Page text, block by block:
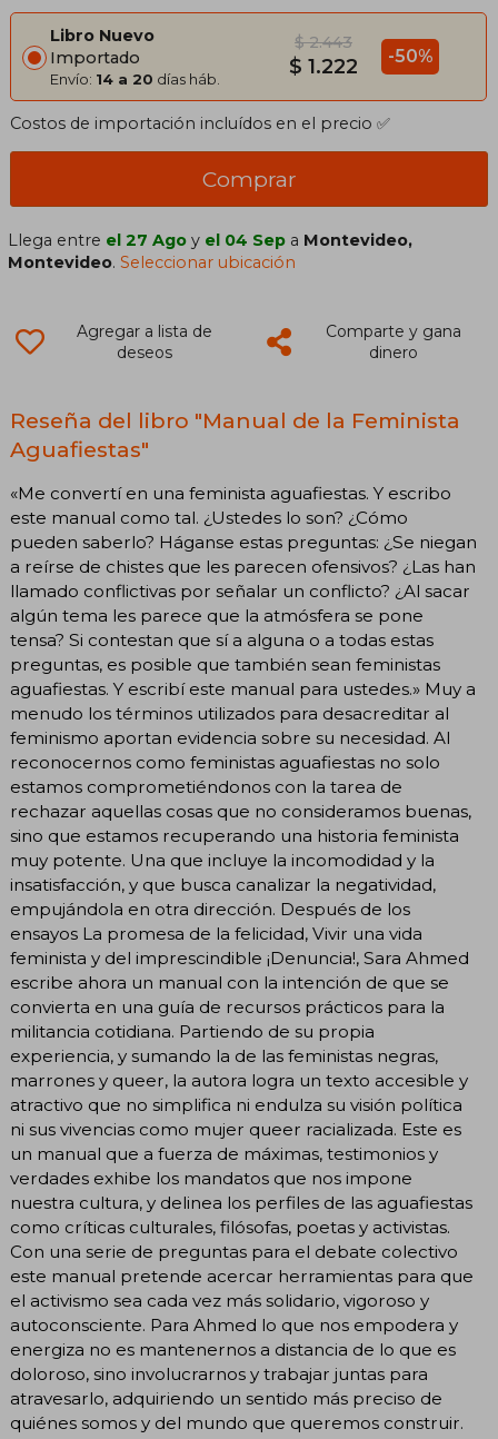
Libro Nuevo
Importado
Envío: 14 a 20 días háb.
$ 2.443
$ 1.222 -50%
Costos de importación incluídos en el precio ✅
Comprar
Llega entre el 27 Ago y el 04 Sep a Montevideo,
Montevideo.Seleccionar ubicación
Agregar a lista de
deseos
Comparte y gana
dinero
Reseña del libro "Manual de la Feminista
Aguafiestas"
«Me convertí en una feminista aguafiestas. Y escribo
este manual como tal. ¿Ustedes lo son? ¿Cómo
pueden saberlo? Háganse estas preguntas: ¿Se niegan
a reírse de chistes que les parecen ofensivos? ¿Las han
llamado conflictivas por señalar un conflicto? ¿Al sacar
algún tema les parece que la atmósfera se pone
tensa? Si contestan que sí a alguna o a todas estas
preguntas, es posible que también sean feministas
aguafiestas. Y escribí este manual para ustedes.» Muy a
menudo los términos utilizados para desacreditar al
feminismo aportan evidencia sobre su necesidad. Al
reconocernos como feministas aguafiestas no solo
estamos comprometiéndonos con la tarea de
rechazar aquellas cosas que no consideramos buenas,
sino que estamos recuperando una historia feminista
muy potente. Una que incluye la incomodidad y la
insatisfacción, y que busca canalizar la negatividad,
empujándola en otra dirección. Después de los
ensayos La promesa de la felicidad, Vivir una vida
feminista y del imprescindible ¡Denuncia!, Sara Ahmed
escribe ahora un manual con la intención de que se
convierta en una guía de recursos prácticos para la
militancia cotidiana. Partiendo de su propia
experiencia, y sumando la de las feministas negras,
marrones y queer, la autora logra un texto accesible y
atractivo que no simplifica ni endulza su visión política
ni sus vivencias como mujer queer racializada. Este es
un manual que a fuerza de máximas, testimonios y
verdades exhibe los mandatos que nos impone
nuestra cultura, y delinea los perfiles de las aguafiestas
como críticas culturales, filósofas, poetas y activistas.
Con una serie de preguntas para el debate colectivo
este manual pretende acercar herramientas para que
el activismo sea cada vez más solidario, vigoroso y
autoconsciente. Para Ahmed lo que nos empodera y
energiza no es mantenernos a distancia de lo que es
doloroso, sino involucrarnos y trabajar juntas para
atravesarlo, adquiriendo un sentido más preciso de
quiénes somos y del mundo que queremos construir.